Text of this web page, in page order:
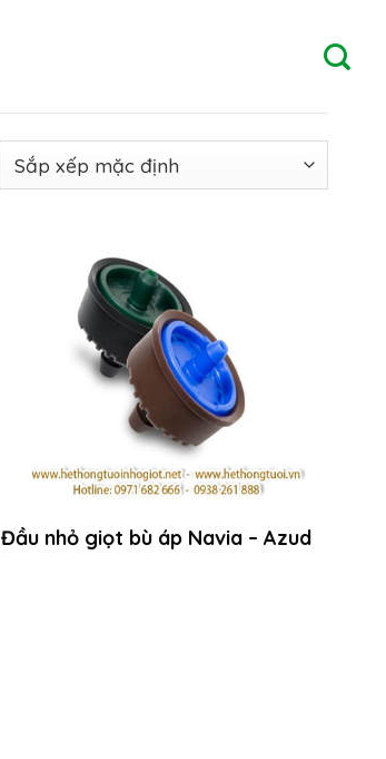
Đầu nhỏ giọt bù áp Navia – Azud